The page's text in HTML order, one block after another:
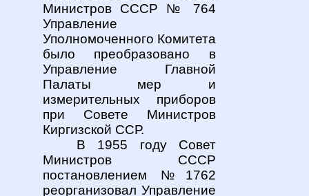
Министров СССР № 764
Управление
Уполномоченного Комитета
было преобразовано в
Управление Главной
Палаты мер и
измерительных приборов
при Совете Министров
Киргизской ССР.
В 1955 году Совет
Министров СССР
постановлением №1762
реорганизовал Управление